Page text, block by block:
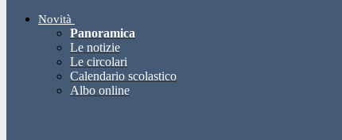
Novità
Panoramica
Le notizie
Le circolari
Calendario scolastico
Albo online